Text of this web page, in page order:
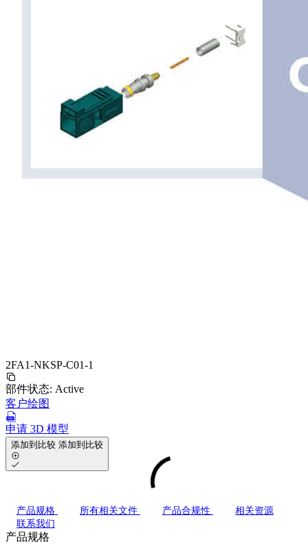
2FA1-NKSP-C01-1
部件状态: Active
客户绘图
申请 3D 模型
添加到比较 添加到比较
产品规格 所有相关文件 产品合规性
相关资源
联系我们
产品规格